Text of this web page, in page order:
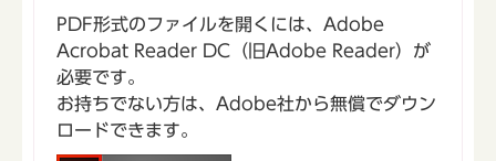
PDF形式のファイルを開くには、Adobe
Acrobat Reader DC（旧Adobe Reader）が
必要です。
お持ちでない方は、Adobe社から無償でダウン
ロードできます。